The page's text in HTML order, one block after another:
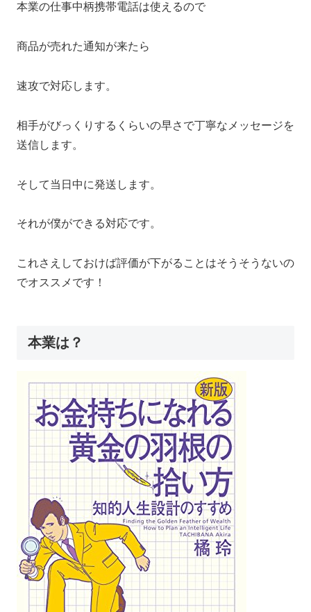
本業の仕事中柄携帯電話は使えるので
商品が売れた通知が来たら
速攻で対応します。
相手がびっくりするくらいの早さで丁寧なメッセージを
送信します。
そして当日中に発送します。
それが僕ができる対応です。
これさえしておけば評価が下がることはそうそうないの
でオススメです！
本業は？